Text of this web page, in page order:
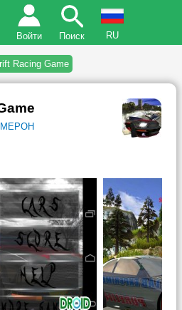
Войти Поиск RU
Racing Game